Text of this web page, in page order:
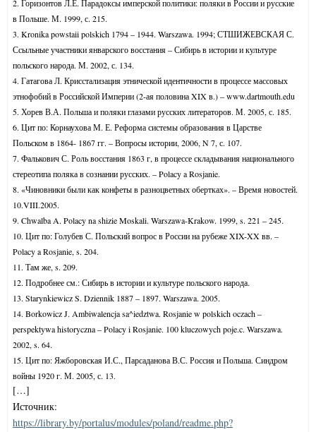
2. Горизонтов Л.Е. Парадоксы имперской политики: поляки в России и русские
в Польше. М. 1999, с. 215.
3. Kronika powstaii polskich 1794 – 1944. Warszawa. 1994; СТШИЖЕВСКАЯ С.
Ссыльные участники январского восстания – Сибирь в истории и культуре
польского народа. М. 2002, с. 134.
4. Гатагова Л. Крисстализация этнической идентичности в процессе массовых
этнофобий в Российской Империи (2-ая половина XIX в.) – www.dartmouth.edu
5. Хорев В.А. Польша и поляки глазами русских литераторов. М. 2005, с. 185.
6. Цит по: Корнаухова М. Е. Реформа системы образования в Царстве
Польском в 1864- 1867 гг. – Вопросы истории, 2006, N 7, с. 107.
7. Фалькович С. Роль восстания 1863 г, в процессе складывания национального
стереотипа поляка в сознании русских. – Polacy a Rosjanie.
8. «Чиновники были как конфеты в разноцветных обертках». – Время новостей.
10.VIII.2005.
9. Chwalba A. Polacy na shizie Moskali. Warszawa-Krakow. 1999, s. 221 – 245.
10. Цит по: Голубев С. Польский вопрос в России на рубеже XIX-XX вв. –
Polacy a Rosjanie, s. 204.
11. Там же, s. 209.
12. Подробнее см.: Сибирь в истории и культуре польского народа.
13. Starynkiewicz S. Dziennik 1887 – 1897. Warszawa. 2005.
14. Borkowicz J. Ambiwalencja sa^iedztwa. Rosjanie w polskich oczach –
perspektywa historyczna – Polacy i Rosjanie. 100 kluczowych poje.c. Warszawa.
2002, s. 64.
15. Цит по: Яжборовская И.С., Парсаданова В.С. Россия и Польша. Синдром
войны 1920 г. М. 2005, с. 13.
[…]
Источник:
https://library.by/portalus/modules/poland/readme.php?